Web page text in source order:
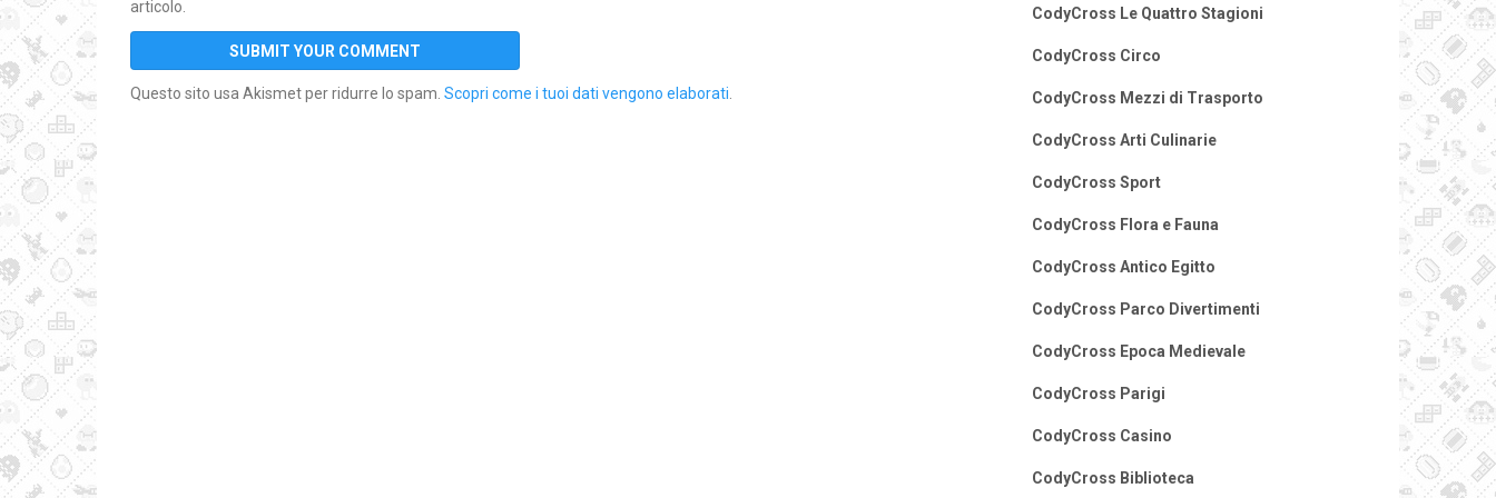
articolo.
Questo sito usa Akismet per ridurre lo spam. Scopri come i tuoi dati vengono elaborati
CodyCross Le Quattro Stagioni
CodyCross Circo
CodyCross Mezzi di Trasporto
CodyCross Arti Culinarie
CodyCross Sport
CodyCross Flora e Fauna
CodyCross Antico Egitto
CodyCross Parco Divertimenti
CodyCross Epoca Medievale
CodyCross Parigi
CodyCross Casino
CodyCross Biblioteca